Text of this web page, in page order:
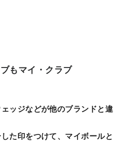
もマイ・クラブ
ッジなどが他のブランドと違
た印をつけて、マイボールと